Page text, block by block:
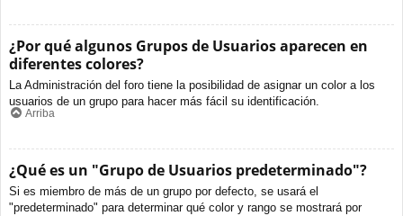
¿Por qué algunos Grupos de Usuarios aparecen en
diferentes colores?
La Administración del foro tiene la posibilidad de asignar un color a los
usuarios de un grupo para hacer más fácil su identificación.
Arriba
¿Qué es un "Grupo de Usuarios predeterminado"?
Si es miembro de más de un grupo por defecto, se usará el
"predeterminado" para determinar qué color y rango se mostrará por